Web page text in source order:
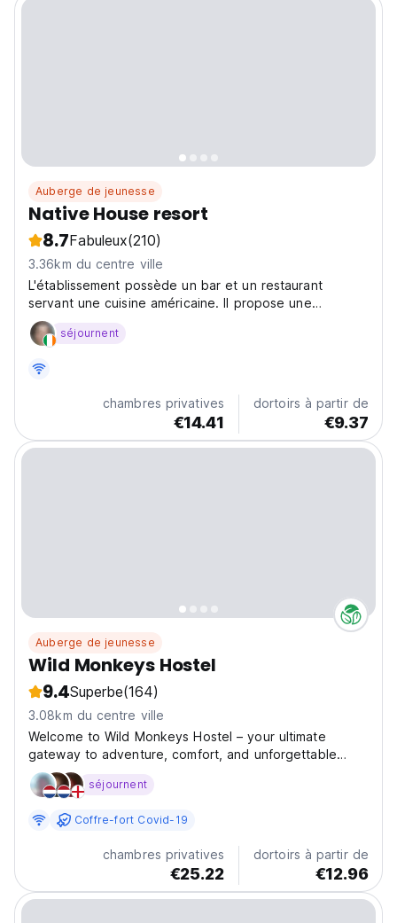
Auberge de jeunesse
Native House resort
8.7Fabuleux(210)
3.36km du centre ville
L'établissement possède un bar et un restaurant
servant une cuisine américaine. Il propose une
réception ouverte 24h/24, des transferts aéroport, un
service d'étage et une connexion Wi-Fi gratuite.
séjournent
chambres privatives
€14.41
dortoirs à partir de
€9.37
Auberge de jeunesse
Wild Monkeys Hostel
9.4Superbe(164)
3.08km du centre ville
Welcome to Wild Monkeys Hostel – your ultimate
gateway to adventure, comfort, and unforgettable
memories in the heart of Moalboal! Nestled amid lush
tropical landscapes and just a stone's throw from the
séjournent
Coffre-fort Covid-19
chambres privatives
€25.22
dortoirs à partir de
€12.96